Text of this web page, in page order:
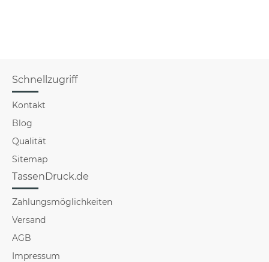
Schnellzugriff
Kontakt
Blog
Qualität
Sitemap
TassenDruck.de
Zahlungsmöglichkeiten
Versand
AGB
Impressum